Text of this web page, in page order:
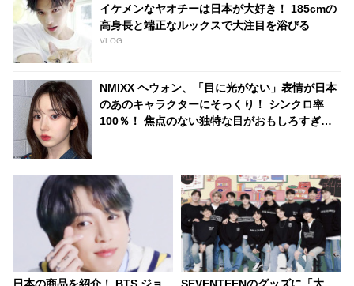
イケメンなヤオチーは日本が大好き！ 185cmの
高身長と端正なルックスで大注目を浴びる
VLOG
NMIXX ヘウォン、「目に光がない」表情が日本
のあのキャラクターにそっくり！ シンクロ率
100％！ 焦点のない独特な目がおもしろすぎる
日本の商品を紹介！ BTS ジョ
SEVENTEENのグッズに「太